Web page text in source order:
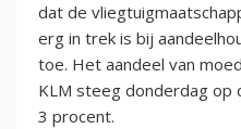
dat de
erg in trek is bij
toe. Het aandeel van
KLM steeg donderdag op
3 procent.